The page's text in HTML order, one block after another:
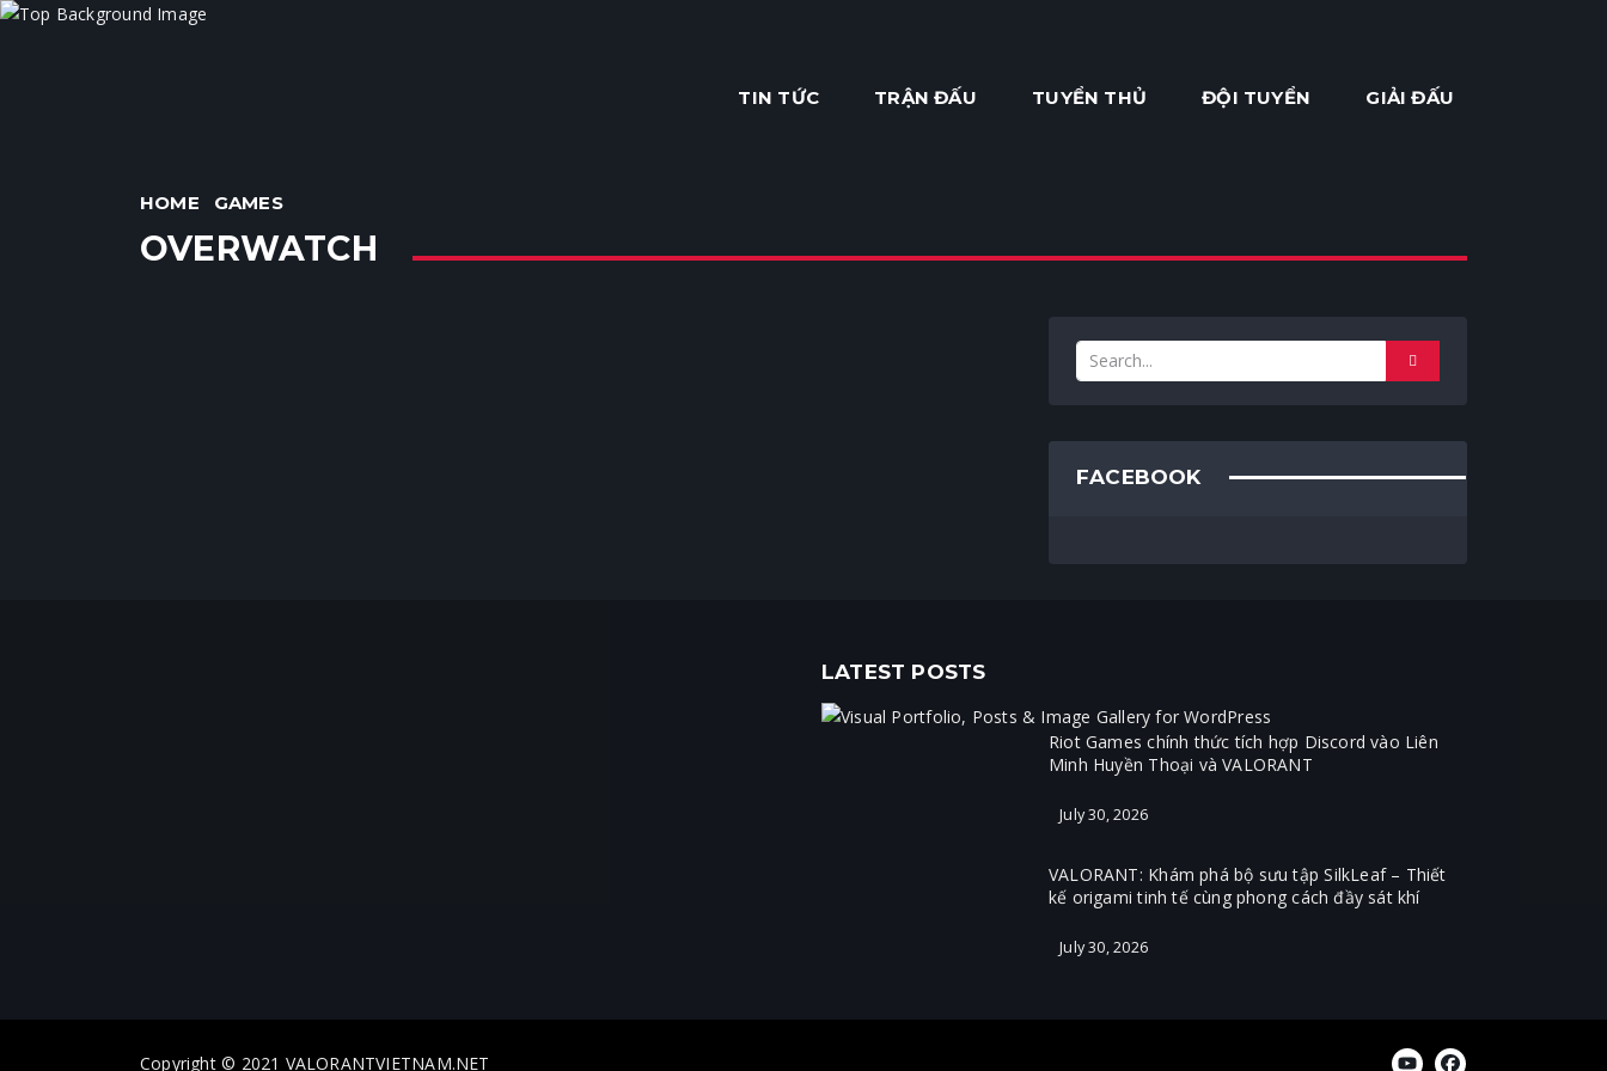
TIN TỨC TRẬN ĐẤU TUYỂN THỦ ĐỘI TUYỂN GIẢI ĐẤU
HOME GAMES
OVERWATCH
FACEBOOK
LATEST POSTS
Riot Games chính thức tích hợp Discord vào Liên
Minh Huyền Thoại và VALORANT
July 30, 2026
VALORANT: Khám phá bộ sưu tập SilkLeaf – Thiết
kế origami tinh tế cùng phong cách đầy sát khí
July 30, 2026
Copyright © 2021 VALORANTVIETNAM.NET